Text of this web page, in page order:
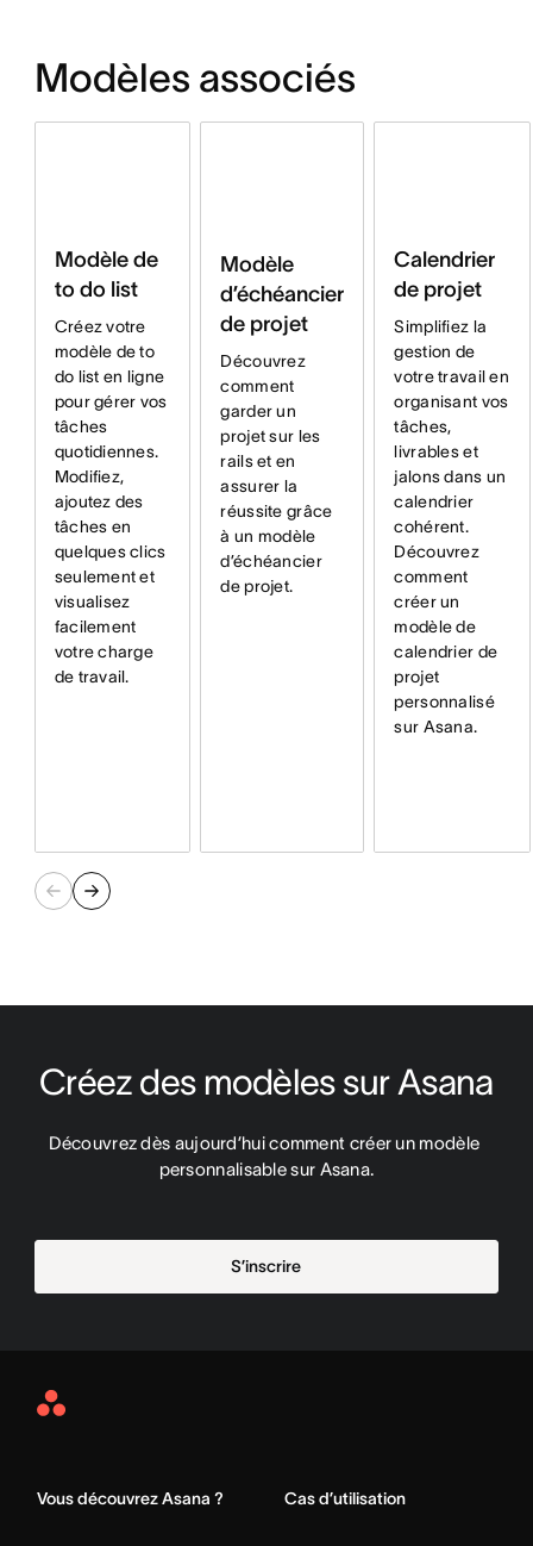
Modèles associés
Modèle de
to do list
Créez votre
modèle de to
do list en ligne
pour gérer vos
tâches
quotidiennes.
Modifiez,
ajoutez des
tâches en
quelques clics
seulement et
visualisez
facilement
votre charge
de travail.
Modèle
d’échéancier
de projet
Découvrez
comment
garder un
projet sur les
rails et en
assurer la
réussite grâce
à un modèle
d’échéancier
de projet.
Calendrier
de projet
Simplifiez la
gestion de
votre travail en
organisant vos
tâches,
livrables et
jalons dans un
calendrier
cohérent.
Découvrez
comment
créer un
modèle de
calendrier de
projet
personnalisé
sur Asana.
Créez des modèles sur Asana
Découvrez dès aujourd’hui comment créer un modèle
personnalisable sur Asana.
S’inscrire
Asana
Vous découvrez Asana ? Cas d’utilisation